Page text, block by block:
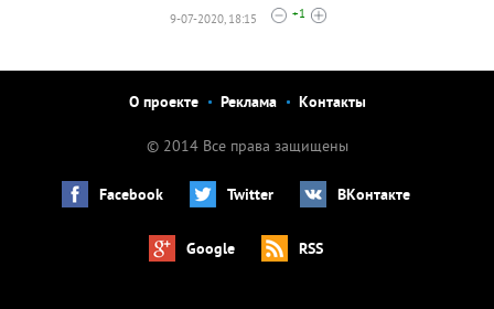
9-07-2020, 18:15 +1
О проекте Реклама Контакты
© 2014 Все права защищены
Facebook Twitter ВКонтакте
Google RSS